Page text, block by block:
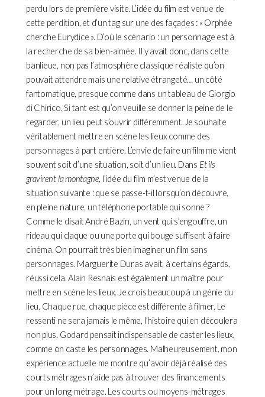
perdu lors de première visite. L’idée du film est venue de
cette perdition, et d’un tag sur une des façades : « Orphée
cherche Eurydice ». D’où le scénario : un personnage est à
la recherche de sa bien-aimée. Il y avait donc, dans cette
banlieue, non pas l’atmosphère classique réaliste qu’on
pouvait attendre mais une relative étrangeté… un côté
fantomatique, presque comme dans un tableau de Giorgio
di Chirico. Si tant est qu’on veuille se donner la peine de le
regarder, un lieu peut s’ouvrir différemment. Je souhaite
véritablement mettre en scène les lieux comme des
personnages à part entière. L’envie de faire un film me vient
souvent soit d’une situation, soit d’un lieu. Dans Et ils
gravirent la montagne, l’idée du film m’est venue de la
situation suivante : que se passe-t-il lorsqu’on découvre,
en pleine nature, un téléphone portable qui sonne ?
Comme le disait André Bazin, un vent qui s’engouffre, un
rideau qui claque ou une porte qui bouge suffisent à faire
cinéma. On pourrait très bien imaginer un film sans
personnages. Marguerite Duras avait, à certains égards,
réussi cela. Alain Resnais est également un maître pour
mettre en scène les lieux. Je crois beaucoup à un génie du
lieu. Chaque rue, chaque pièce est différente à filmer. Le
ressenti ne sera jamais le même, l’histoire qui en découlera
non plus. Godard pensait indispensable de caster les lieux,
comme on caste les personnages. Malheureusement, mon
expérience actuelle me montre qu’avoir déjà réalisé des
courts métrages n’aide pas à trouver des financements
pour un long-métrage. Les courts ou moyens-métrages